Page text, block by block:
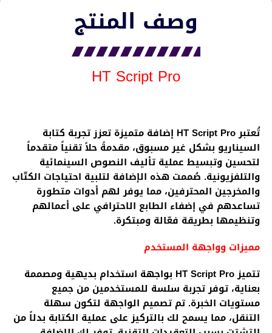
وصف المنتج
HT Script Pro
تُعتبر HT Script Pro إضافة متميزة تعزز تجربة كتابة
السيناريو بشكل غير مسبوق، مقدمةً حلاً تقنياً متقدماً
لتحسين وتبسيط عملية تأليف النصوص السينمائية
والتلفزيونية. صُممت هذه الإضافة لتلبية احتياجات الكتّاب
والمخرجين المحترفين، مما يوفر لهم أدوات متطورة
تساعدهم في إضفاء الطابع الاحترافي على أعمالهم
وتنظيمها بطريقة فعّالة ومبتكرة.
مميزات وواجهة المستخدم
تتميز HT Script Pro بواجهة استخدام بديهية ومصممة
بعناية، توفر تجربة سلسة للمستخدمين من جميع
مستويات الخبرة. تم تصميم الواجهة لتكون سهلة
التنقل، مما يسمح لك بالتركيز على عملية الكتابة بدلاً من